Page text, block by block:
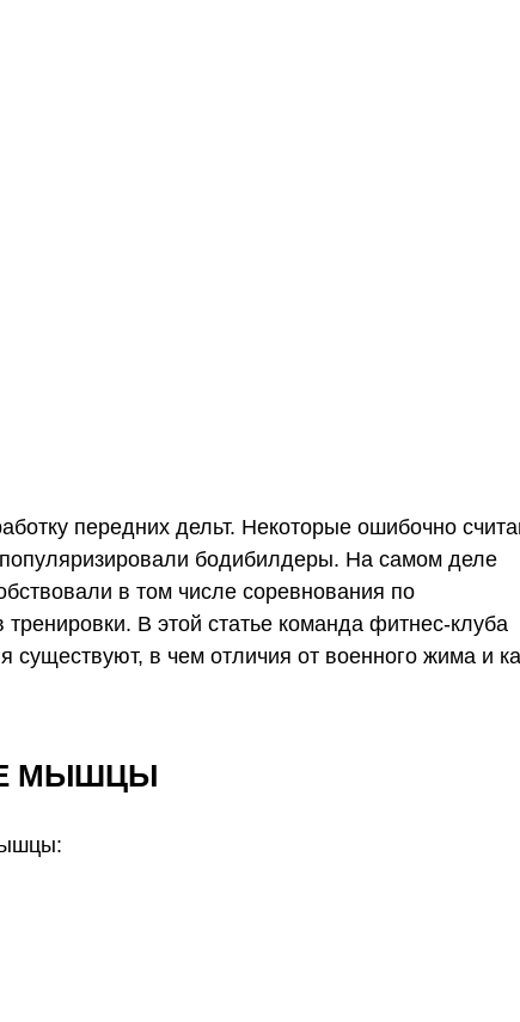
передних дельт. Некоторые ошибочно
бодибилдеры. На самом деле
в том числе соревнования по
В этой статье команда фитнес-клуба
существуют, в чем отличия от военного жима и
МЫШЦЫ